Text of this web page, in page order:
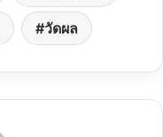
วัดผล